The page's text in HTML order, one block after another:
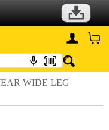
WIDE LEG